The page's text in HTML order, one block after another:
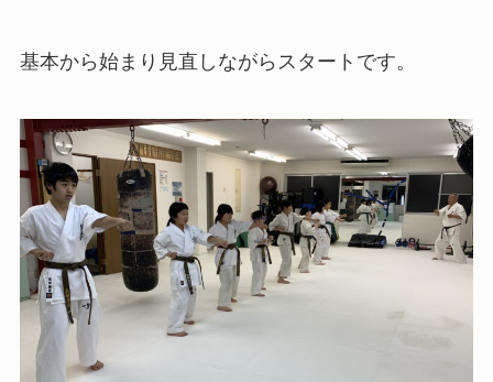
基本から始まり見直しながらスタートです。